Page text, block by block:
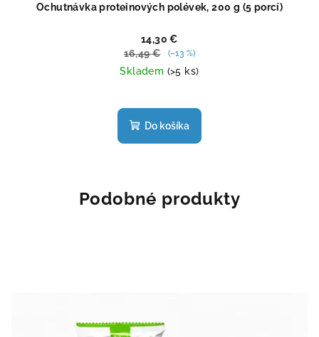
Ochutnávka proteinových polévek, 200 g (5 porcí)
14,30 €
16,49 €
(–13 %)
Skladem (>5 ks)
hodnotenie
produktu
hviezdičiek.
Do košíka
Podobné produkty